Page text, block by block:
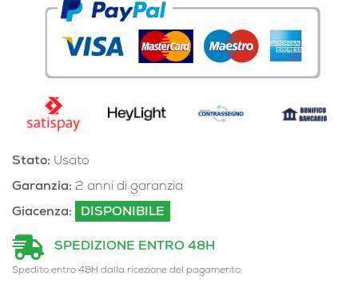
Stato: Usato
Garanzia: 2 anni di garanzia
Giacenza:
DISPONIBILE
SPEDIZIONE ENTRO 48H
Spedito entro 48H dalla ricezione del pagamento